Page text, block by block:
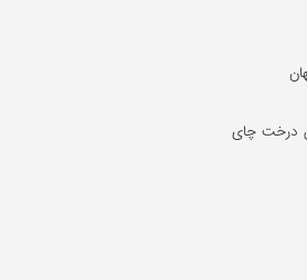
درخت چای